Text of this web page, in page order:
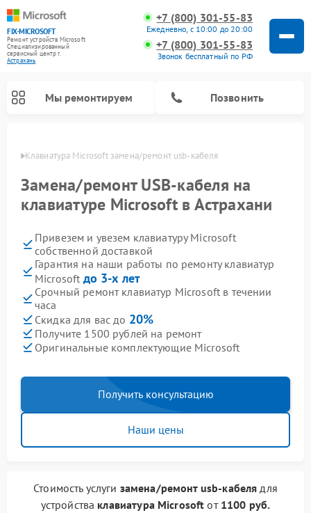
FIX-MICROSOFT
Ремонт устройств Microsoft
Специализированный
cервисный центр г.
Астрахань
+7 (800) 301-55-83
Ежедневно, с 10:00 до 20:00
+7 (800) 301-55-83
Звонок бесплатный по РФ
Мы ремонтируем Позвонить
Клавиатура Microsoft замена/ремонт usb-кабеля
Замена/ремонт USB-кабеля на
клавиатуре Microsoft в Астрахани
Привезем и увезем клавиатуру Microsoft
собственной доставкой
Гарантия на наши работы по ремонту клавиатур
Microsoft до 3-х лет
Срочный ремонт клавиатур Microsoft в течении
часа
Скидка для вас до 20%
Получите 1500 рублей на ремонт
Оригинальные комплектующие Microsoft
Получить консультацию
Наши цены
Стоимость услуги замена/ремонт usb-кабеля для
устройства клавиатура Microsoft от 1100 руб.